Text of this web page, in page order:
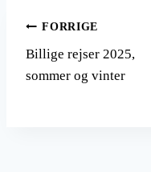
FORRIGE
Billige rejser 2025,
sommer og vinter